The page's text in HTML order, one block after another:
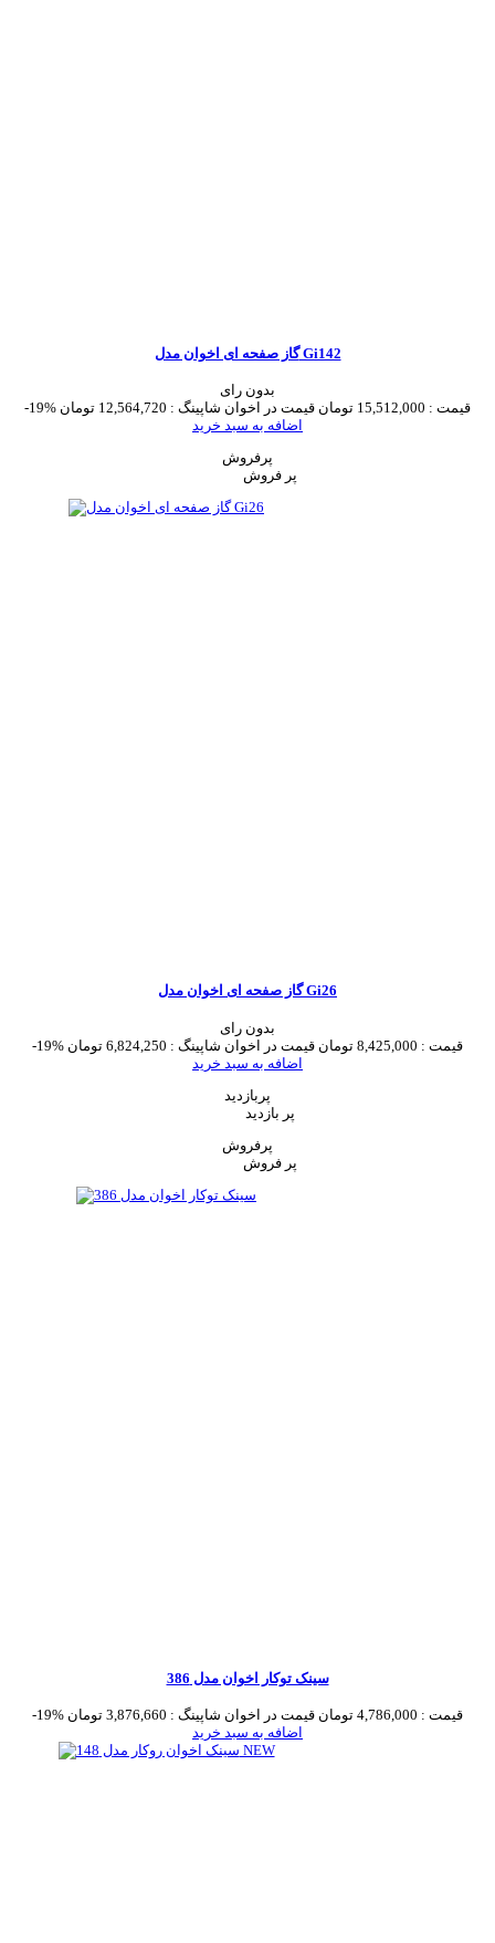
گاز صفحه ای اخوان مدل Gi142
بدون رای
-19%
قیمت : 15,512,000 تومان قیمت در اخوان شاپینگ : 12,564,720 تومان
اضافه به سبد خرید
پرفروش
گاز صفحه ای اخوان مدل Gi26
بدون رای
-19%
قیمت : 8,425,000 تومان قیمت در اخوان شاپینگ : 6,824,250 تومان
اضافه به سبد خرید
پربازدید
پر بازدید
پرفروش
سینک توکار اخوان مدل 386
-19% قیمت : 4,786,000 تومان قیمت در اخوان شاپینگ : 3,876,660 تومان
اضافه به سبد خرید